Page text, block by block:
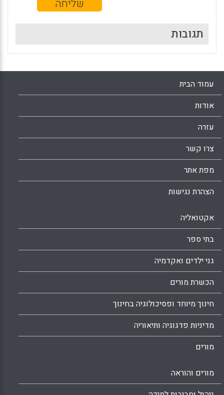
תגובות
עמוד הבית
אודות
עזרה
צרו קשר
מפת אתר
הצהרת נגישות
אקטואליה
בתי ספר
גני ילדים ואקדמיה
הכשרת מורים
חינוך מיוחד ופסיכולוגיה בחינוך
מדיניות פדגוגיה ותיאוריה
מורים
מורים והוראה